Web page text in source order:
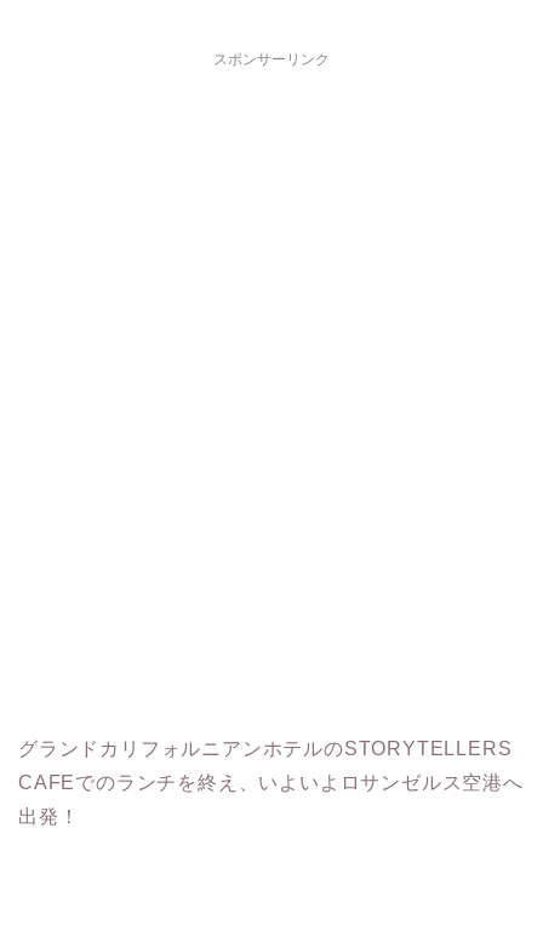
スポンサーリンク
グランドカリフォルニアンホテルのSTORYTELLERS
CAFEでのランチを終え、いよいよロサンゼルス空港へ
出発！